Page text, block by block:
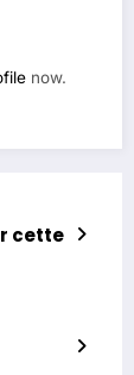
now.
cette